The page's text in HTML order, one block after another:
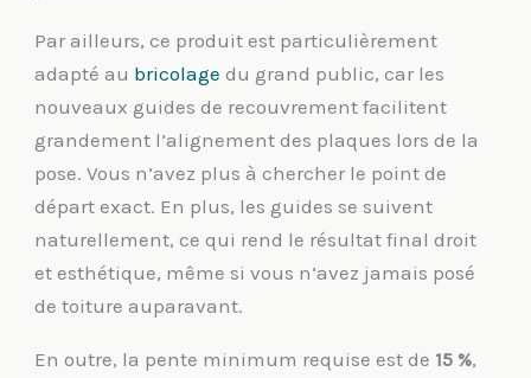
Par ailleurs, ce produit est particulièrement
adapté au bricolage du grand public, car les
nouveaux guides de recouvrement facilitent
grandement l’alignement des plaques lors de la
pose. Vous n’avez plus à chercher le point de
départ exact. En plus, les guides se suivent
naturellement, ce qui rend le résultat final droit
et esthétique, même si vous n’avez jamais posé
de toiture auparavant.
En outre, la pente minimum requise est de 15 %,